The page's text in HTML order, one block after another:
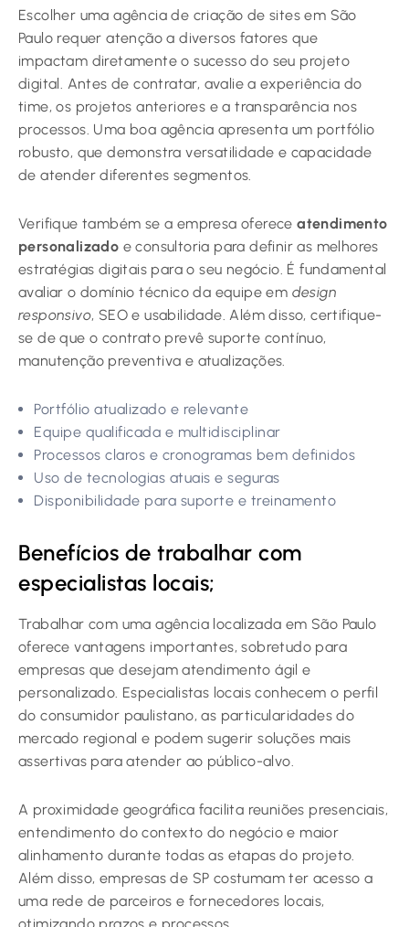
Escolher uma agência de criação de sites em São
Paulo requer atenção a diversos fatores que
impactam diretamente o sucesso do seu projeto
digital. Antes de contratar, avalie a experiência do
time, os projetos anteriores e a transparência nos
processos. Uma boa agência apresenta um portfólio
robusto, que demonstra versatilidade e capacidade
de atender diferentes segmentos.
Verifique também se a empresa ofereceatendimento
personalizado e consultoria para definir as melhores
estratégias digitais para o seu negócio. É fundamental
avaliar o domínio técnico da equipe em design
responsivo, SEO e usabilidade. Além disso, certifique-
se de que o contrato prevê suporte contínuo,
manutenção preventiva e atualizações.
Portfólio atualizado e relevante
Equipe qualificada e multidisciplinar
Processos claros e cronogramas bem definidos
Uso de tecnologias atuais e seguras
Disponibilidade para suporte e treinamento
Benefícios de trabalhar com
especialistas locais;
Trabalhar com uma agência localizada em São Paulo
oferece vantagens importantes, sobretudo para
empresas que desejam atendimento ágil e
personalizado. Especialistas locais conhecem o perfil
do consumidor paulistano, as particularidades do
mercado regional e podem sugerir soluções mais
assertivas para atender ao público-alvo.
A proximidade geográfica facilita reuniões presenciais,
entendimento do contexto do negócio e maior
alinhamento durante todas as etapas do projeto.
Além disso, empresas de SP costumam ter acesso a
uma rede de parceiros e fornecedores locais,